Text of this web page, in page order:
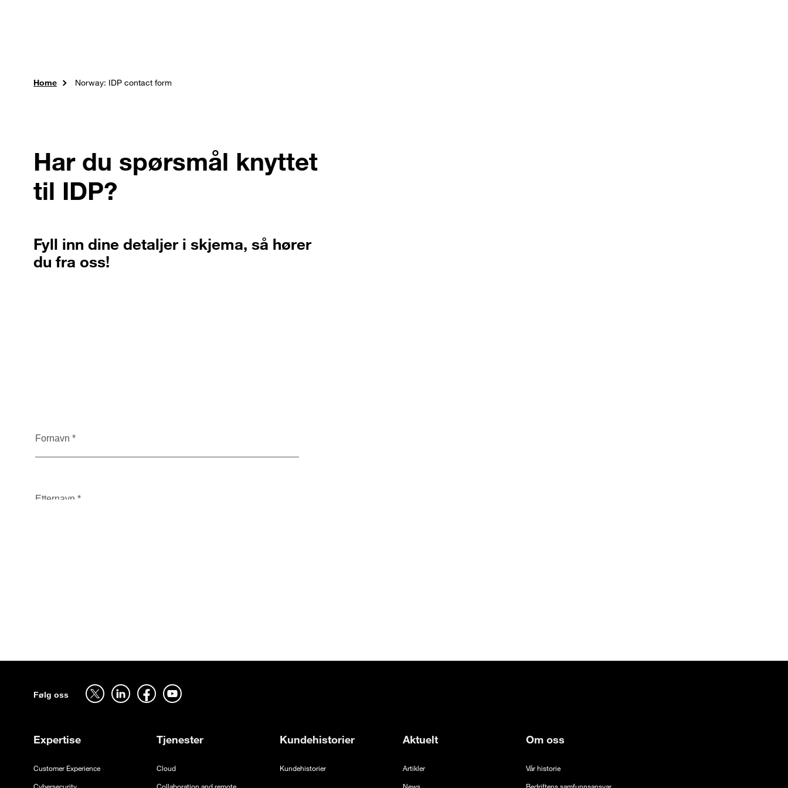
Home Norway: IDP contact form
Har du spørsmål knyttet
til IDP?
Fyll inn dine detaljer i skjema, så hører
du fra oss!
Følg oss
Følg oss på twitter - åpnes i en ny fane
Følg oss på linkedin - åpnes i en ny fane
Følg oss på facebook - åpnes i en ny fane
Følg oss på youtube - åpnes i en ny fane
Expertise
Customer Experience
Tjenester
Cloud
Kundehistorier
Kundehistorier
Aktuelt
Artikler
Om oss
Vår historie